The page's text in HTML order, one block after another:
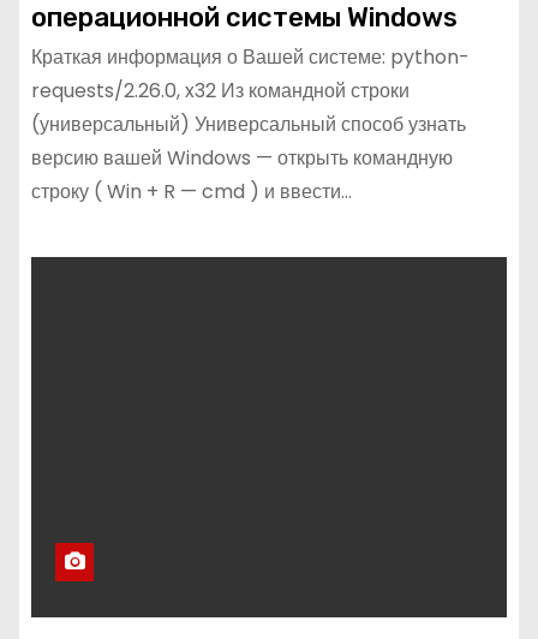
операционной системы Windows
Краткая информация о Вашей системе: python-
requests/2.26.0, x32 Из командной строки
(универсальный) Универсальный способ узнать
версию вашей Windows — открыть командную
строку ( Win + R — cmd ) и ввести…